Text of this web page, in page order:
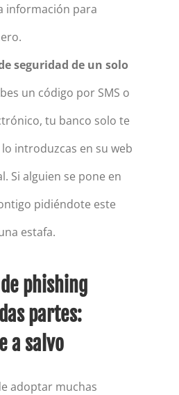
información para
seguridad de un solo
un código por SMS o
tu banco solo te
introduzcas en su web
Si alguien se pone en
pidiéndote este
estafa.
phishing
partes:
a salvo
adoptar muchas